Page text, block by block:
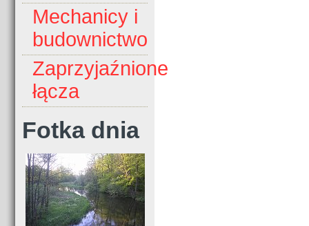
Mechanicy i
budownictwo
Zaprzyjaźnione
łącza
Fotka dnia